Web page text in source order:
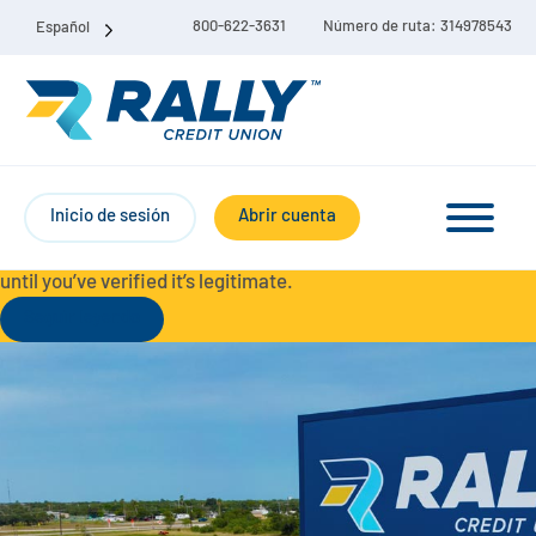
Español 800-622-3631 Número de ruta: 314978543
Inicio de sesión Abrir cuenta
Cuenta corriente Liberty
Ahorro
contact Rally Credit Union using our official phone numbers. If
you receive a letter, email, text message, or other
until you’ve verified it’s legitimate.